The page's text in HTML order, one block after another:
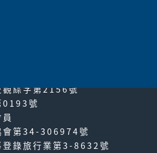
綜字第2156號
0193號
會第34-306974號
登錄旅行業第3-8632號